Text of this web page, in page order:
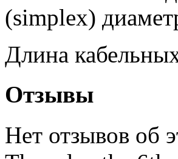
(simplex)
Длина
Отзывы
Нет отзывов об